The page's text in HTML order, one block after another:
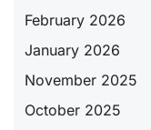
February 2026
January 2026
November 2025
October 2025